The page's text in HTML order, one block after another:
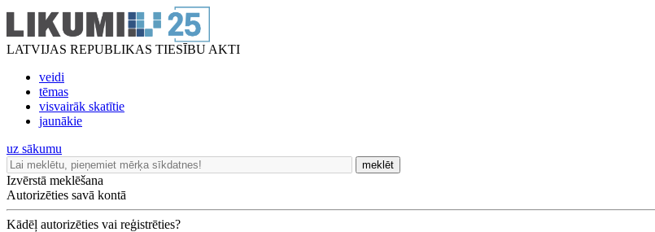
LATVIJAS REPUBLIKAS TIESĪBU AKTI
veidi
tēmas
visvairāk skatītie
jaunākie
uz sākumu
meklēt
Izvērstā meklēšana
Autorizēties savā kontā
Kādēļ autorizēties vai reģistrēties?